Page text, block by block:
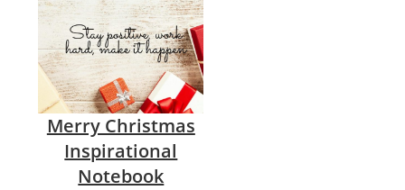
Merry Christmas
Inspirational
Notebook